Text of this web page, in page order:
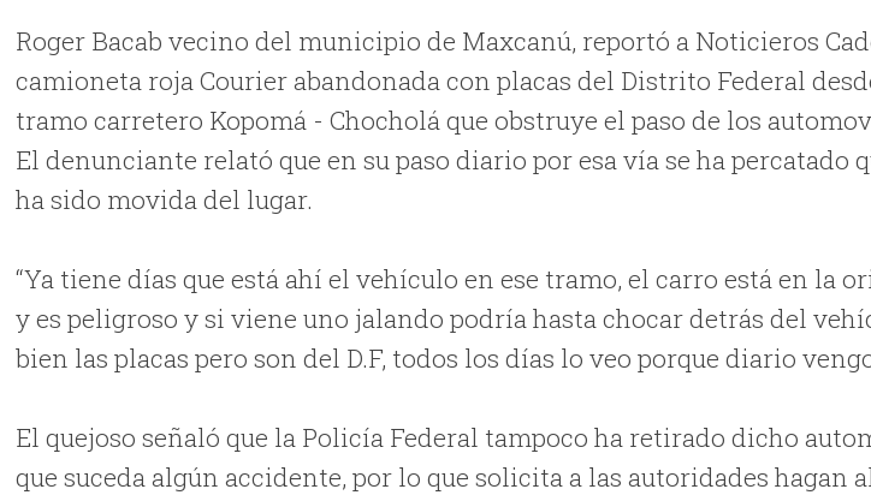
Roger Bacab vecino del municipio de Maxcanú, reportó a Noticieros
camioneta roja Courier abandonada con placas del Distrito Federal
tramo carretero Kopomá - Chocholá que obstruye el paso de los
El denunciante relató que en su paso diario por esa vía se ha percatado
ha sido movida del lugar.
“Ya tiene días que está ahí el vehículo en ese tramo, el carro está en la
y es peligroso y si viene uno jalando podría hasta chocar detrás del
bien las placas pero son del D.F, todos los días lo veo porque diario
El quejoso señaló que la Policía Federal tampoco ha retirado dicho
que suceda algún accidente, por lo que solicita a las autoridades hagan